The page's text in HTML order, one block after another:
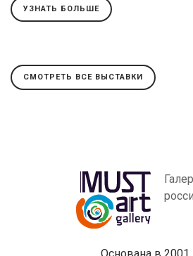
УЗНАТЬ БОЛЬШЕ
СМОТРЕТЬ ВСЕ ВЫСТАВКИ